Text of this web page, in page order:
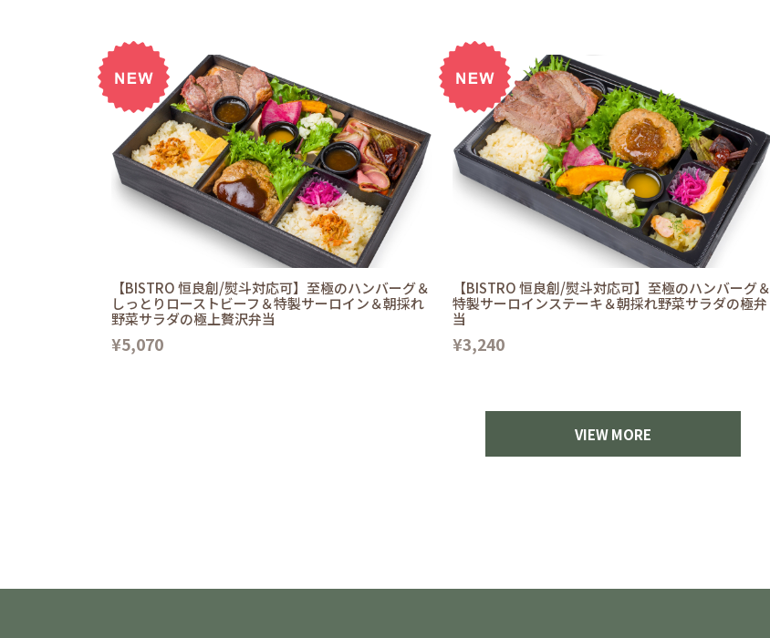
【BISTRO 恒良創/熨斗対応可】至極のハンバーグ＆
しっとりローストビーフ＆特製サーロイン＆朝採れ
野菜サラダの極上贅沢弁当
¥5,070
【BISTRO 恒良創/熨斗対応可】至極のハンバーグ＆
特製サーロインステーキ＆朝採れ野菜サラダの極弁
当
¥3,240
VIEW MORE